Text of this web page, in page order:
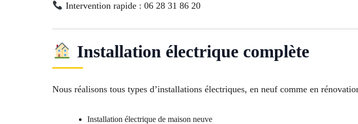
Intervention rapide : 06 28 31 86 20
Installation électrique complète
Nous réalisons tous types d’installations électriques, en neuf comme en
Installation électrique de maison neuve